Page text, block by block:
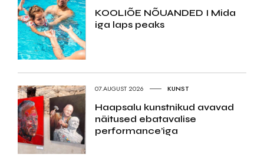
KOOLIÕE NÕUANDED I Mida
iga laps peaks
07.AUGUST 2026 KUNST
Haapsalu kunstnikud avavad
näitused ebatavalise
performance’iga